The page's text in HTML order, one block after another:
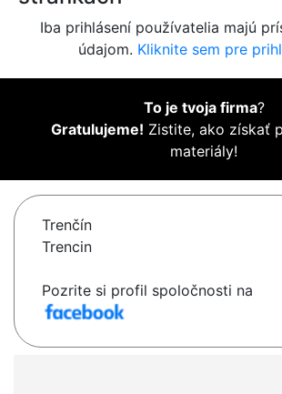
Iba prihlásení používatelia majú
údajom. Kliknite sem pre
To je tvoja firma?
Gratulujeme! Zistite, ako získať
materiály!
Trenčín
Trencin
Pozrite si profil spoločnosti na